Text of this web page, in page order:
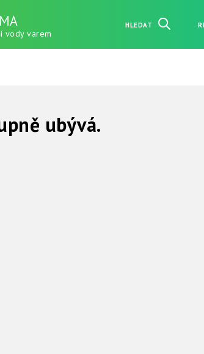
vody varem
HLEDAT
ubývá.